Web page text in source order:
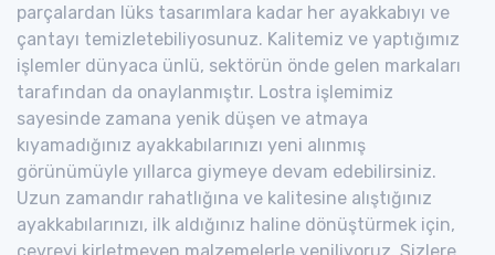
parçalardan lüks tasarımlara kadar her ayakkabıyı ve
çantayı temizletebiliyosunuz. Kalitemiz ve yaptığımız
işlemler dünyaca ünlü, sektörün önde gelen markaları
tarafından da onaylanmıştır. Lostra işlemimiz
sayesinde zamana yenik düşen ve atmaya
kıyamadığınız ayakkabılarınızı yeni alınmış
görünümüyle yıllarca giymeye devam edebilirsiniz.
Uzun zamandır rahatlığına ve kalitesine alıştığınız
ayakkabılarınızı, ilk aldığınız haline dönüştürmek için,
çevreyi kirletmeyen malzemelerle yeniliyoruz. Sizlere